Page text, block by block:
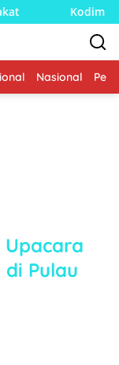
1002/HST
Nasional
di Pulau